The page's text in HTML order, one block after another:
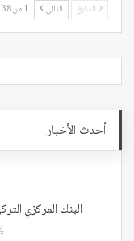
السابق التالي 1 من 38
أحدث الأخبار
البنك المركزي